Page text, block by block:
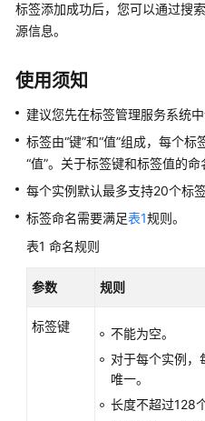
GeminiDB
接
口
产
介
绍
费
明
快
标签添加成功后，您可以通过搜
源信息。
使用须知
建议您先在标签管理服务系统中
标签由“键”和“值”组成，每个
“值”。关于标签键和标签值的
每个实例默认最多支持20个标签
标签命名需要满足表1规则。
表1 命名规则
参数 规则
标签键
不能为空。
对于每个实例，
唯一。
长度不超过128